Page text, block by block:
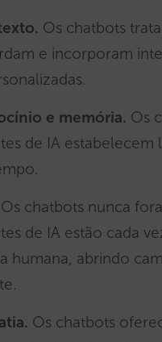
Os chatbots
e incorporam
e memória. Os
de IA
Os chatbots nunca
de IA estão cada
humana, abrindo
Os chatbots